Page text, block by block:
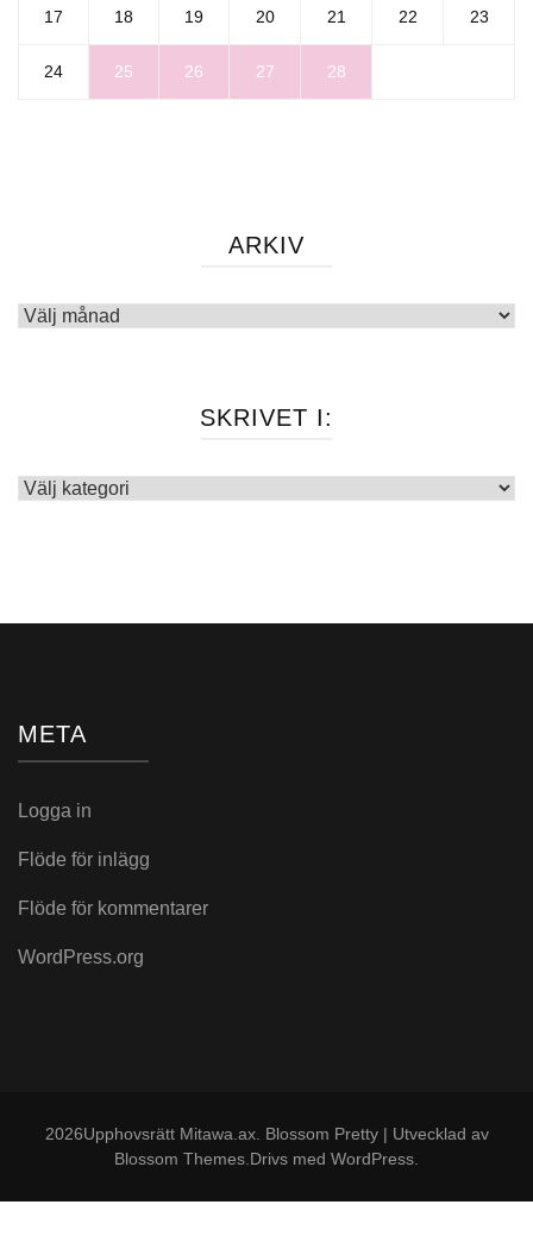
17 18 19 20 21 22 23
24 25 26 27 28
ARKIV
Arkiv
SKRIVET I:
Skrivet
META
Logga in
Flöde för inlägg
Flöde för kommentarer
WordPress.org
2026Upphovsrätt Mitawa.ax. Blossom Pretty | Utvecklad av
Blossom Themes .Drivs med WordPress